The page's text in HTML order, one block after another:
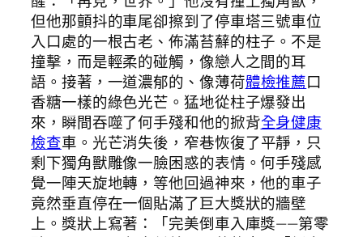
但他那顫抖的車尾卻擦到了停車塔三號車位
入口處的一根古老、佈滿苔蘚的柱子。不是
撞擊，而是輕柔的碰觸，像戀人之間的耳
語。接著，一道濃郁的、像薄荷體檢推薦口
香糖一樣的綠色光芒。猛地從柱子爆發出
來，瞬間吞噬了何手殘和他的掀背全身健康
檢查車。光芒消失後，窄巷恢復了平靜，只
剩下獨角獸雕像一臉困惑的表情。何手殘感
覺一陣天旋地轉，等他回過神來，他的車子
竟然垂直停在一個貼滿了巨大獎狀的牆壁
上。獎狀上寫著：「完美倒車入庫獎——第零